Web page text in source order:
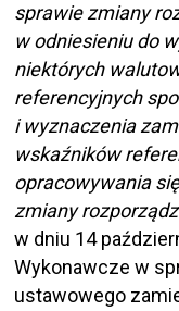
sprawie zmiany
w odniesieniu do
niektórych
referencyjnych
i wyznaczenia
wskaźników
opracowywania
zmiany
w dniu 14
Wykonawcze w
ustawowego